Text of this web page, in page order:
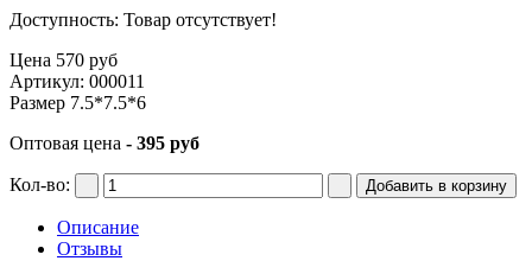
Доступность: Товар отсутствует!
Цена 570 руб
Артикул: 000011
Размер 7.5*7.5*6
Оптовая цена - 395 руб
Кол-во:
Описание
Отзывы